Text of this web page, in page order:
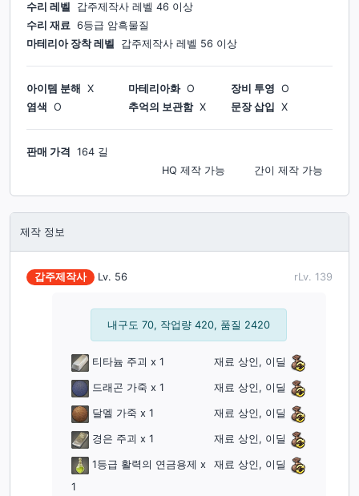
수리 레벨 갑주제작사 레벨 46 이상
수리 재료 6등급 암흑물질
마테리아 장착 레벨
갑주제작사 레벨 56 이상
아이템 분해 X 마테리아화 O 장비 투영 O
염색
O 추억의 보관함 X 문장 삽입 X
판매 가격
164 길
간이 제작 가능
HQ 제작 가능
제작 정보
갑주제작사 Lv. 56 rLv. 139
내구도 70, 작업량 420, 품질 2420
티타늄 주괴 x 1 재료 상인, 이딜
드래곤 가죽 x 1 재료 상인, 이딜
달멜 가죽 x 1 재료 상인, 이딜
경은 주괴 x 1 재료 상인, 이딜
1등급 활력의 연금용제 x
1
재료 상인, 이딜